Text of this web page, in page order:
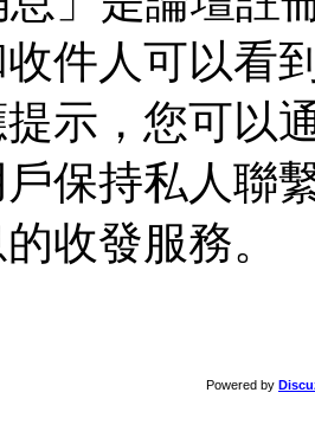
件人可以看
示，您可以
保持私人聯
收發服務。
Powered by